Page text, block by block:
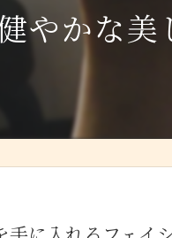
やかな美